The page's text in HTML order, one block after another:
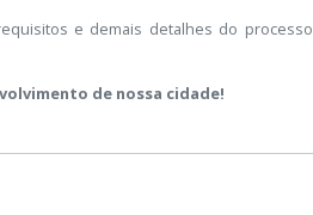
e demais detalhes do processo
de nossa cidade!